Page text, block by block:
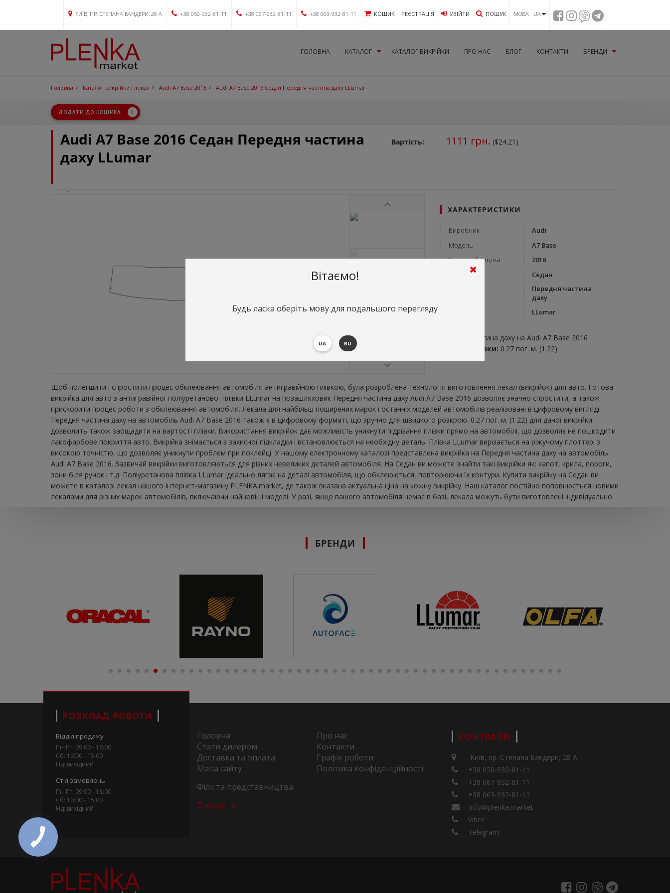
КИЇВ, ПР. СТЕПАНА БАНДЕРИ, 28 А +38 050-932-81-11 +38 067-932-81-11 +38 063-932-81-11 КОШИК РЕЄСТРАЦІЯ УВIЙТИ ПОШУК МОВА UA
ГОЛОВНА КАТАЛОГ КАТАЛОГ ВИКРІЙКИ ПРО НАС БЛОГ КОНТАКТИ БРЕНДИ
Головна Каталог викрійки і лекал Audi A7 Base 2016 Audi A7 Base 2016 Седан Передня частина даху LLumar
ДОДАТИ ДО КОШИКА
Audi A7 Base 2016 Седан Передня частина
даху LLumar
Вартість: 1111 грн. ($24.21)
ХАРАКТЕРИСТИКИ
Виробник
Audi
Модель
A7 Base
Рік виробництва
2016
Тип кузову
Седан
Передня частина
даху
LLumar
Передня частина даху на Audi A7 Base 2016
Витрата плівки: 0.27 пог. м. (1.22)
Щоб полегшити і спростити процес обклеювання автомобіля антигравійною плівкою, була розроблена технологія виготовлення лекал (викрійок) для авто. Готова
викрійка для авто з антигравійної поліуретанової плівки LLumar на позашляховик Передня частина даху Audi A7 Base 2016 дозволяє значно спростити, а також
прискорити процес роботи з обклеювання автомобіля. Лекала для найбільш поширених марок і останніх моделей автомобілів реалізовані в цифровому вигляді.
Передня частина даху на автомобіль Audi A7 Base 2016 також є в цифровому форматі, що зручно для швидкого розкрою. 0.27 пог. м. (1.22) для даної викрійки
дозволить також заощадити на вартості плівки. Використання викрійок дає можливість уникнути підрізання плівки прямо на автомобілі, що дозволяє не пошкодити
лакофарбове покриття авто. Викрійка знімається з захисної підкладки і встановлюється на необхідну деталь. Плівка LLumar вирізається на ріжучому плоттері з
високою точністю, що дозволяє уникнути проблем при поклейці. У нашому електронному каталозі представлена ​​викрійка на Передня частина даху на автомобіль
Audi A7 Base 2016. Зазвичай викрійки виготовляються для різних невеликих деталей автомобіля. На Седан ви можете знайти такі викрійки як: капот, крила, пороги,
зони біля ручок і т.д. Поліуретанова плівка LLumar ідеально лягає на деталі автомобіля, що обклеюються, повторюючи їх контури. Купити викрійку на Седан ви
можете в каталозі лекал нашого інтернет-магазину PLENKA.market, де також вказана актуальна ціна на кожну викрійку. Наш каталог постійно поповнюється новими
лекалами для різних марок автомобілів, включаючи найновіші моделі. У разі, якщо вашого автомобіля немає в базі, лекала можуть бути виготовлені індивідуально.
БРЕНДИ
РОЗКЛАД РОБОТИ
Відділ продажу
Пн-Пт: 09:00 - 18:00
Сб: 10:00 - 15:00
Нд: вихідний
Стіл замовлень
Пн-Пт: 09:00 - 18:00
Сб: 10:00 - 15:00
Нд: вихідний
Головна
Про нас
Стати дилером
Контакти
Доставка та оплата
Графік роботи
Мапа сайту
Політика конфіденційності
Філії та представництва
Города
КОНТАКТИ
Київ, пр. Степана Бандери, 28 А
+38 050-932-81-11
+38 067-932-81-11
+38 063-932-81-11
info@plenka.market
Viber
Telegram
Вітаємо!
Будь ласка оберіть мову для подальшого перегляду
UA RU